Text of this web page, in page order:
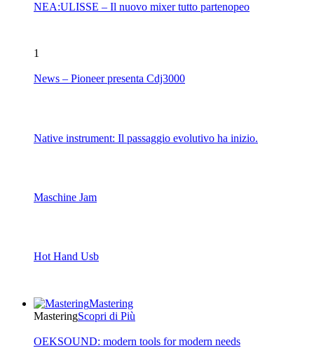
NEA:ULISSE – Il nuovo mixer tutto partenopeo
1
News – Pioneer presenta Cdj3000
Native instrument: Il passaggio evolutivo ha inizio.
Maschine Jam
Hot Hand Usb
Mastering
MasteringScopri di Più
OEKSOUND: modern tools for modern needs